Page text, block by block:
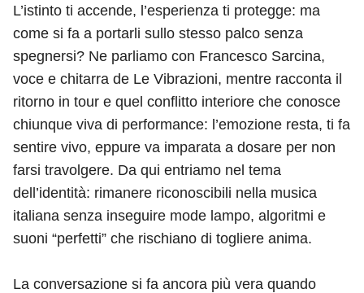
L’istinto ti accende, l’esperienza ti protegge: ma
come si fa a portarli sullo stesso palco senza
spegnersi? Ne parliamo con Francesco Sarcina,
voce e chitarra de Le Vibrazioni, mentre racconta il
ritorno in tour e quel conflitto interiore che conosce
chiunque viva di performance: l’emozione resta, ti fa
sentire vivo, eppure va imparata a dosare per non
farsi travolgere. Da qui entriamo nel tema
dell’identità: rimanere riconoscibili nella musica
italiana senza inseguire mode lampo, algoritmi e
suoni “perfetti” che rischiano di togliere anima.
La conversazione si fa ancora più vera quando